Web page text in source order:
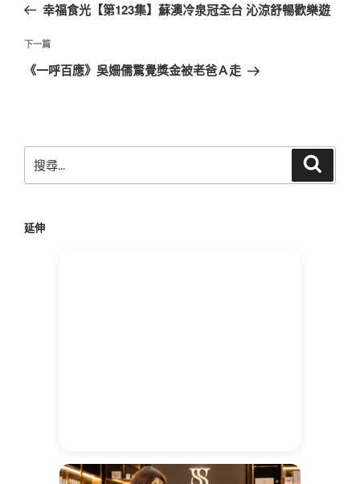
導
覽
一
文
章
幸福食光【第123集】蘇澳冷泉冠全台 沁涼舒暢歡樂遊
下
一
下一篇
《一呼百應》吳姍儒驚覺獎金被老爸Ａ走
尋
字:
延伸